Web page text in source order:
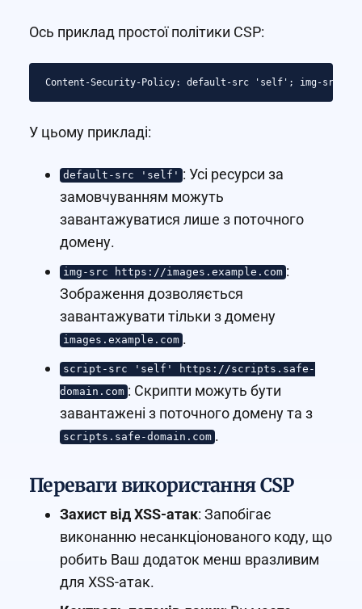
Ось приклад простої політики CSP:
У цьому прикладі:
default-src 'self' : Усі ресурси за
замовчуванням можуть
завантажуватися лише з поточного
домену.
img-src https://images.example.com :
Зображення дозволяється
завантажувати тільки з домену
images.example.com .
script-src 'self' https://scripts.safe-
domain.com : Скрипти можуть бути
завантажені з поточного домену та з
scripts.safe-domain.com .
Переваги використання CSP
Захист від XSS-атак: Запобігає
виконанню несанкціонованого коду, що
робить Ваш додаток менш вразливим
для XSS-атак.